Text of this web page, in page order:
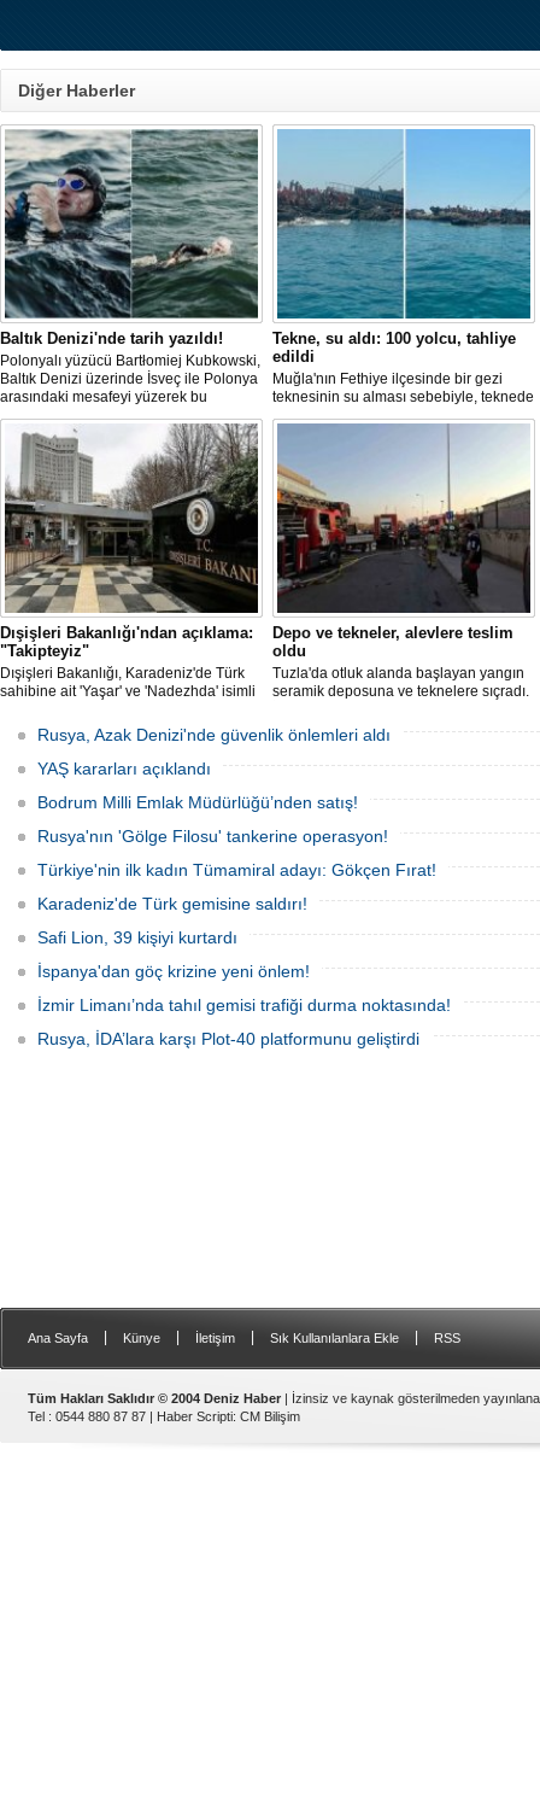
Diğer Haberler
Baltık Denizi'nde tarih yazıldı!
Polonyalı yüzücü Bartłomiej Kubkowski,
Baltık Denizi üzerinde İsveç ile Polonya
arasındaki mesafeyi yüzerek bu
başarının ilk örneği olarak tarihe geçti.
Tekne, su aldı: 100 yolcu, tahliye
edildi
Muğla'nın Fethiye ilçesinde bir gezi
teknesinin su alması sebebiyle, teknede
bulunan 100 yolcu tahliye edildi,
Dışişleri Bakanlığı'ndan açıklama:
"Takipteyiz"
Dışişleri Bakanlığı, Karadeniz'de Türk
sahibine ait 'Yaşar' ve 'Nadezhda' isimli
araçlarıyla gerçekleştirilen saldırıda
yaralanan personelin sağlık durumu ve
güvenliğinin yakından takip edildiğini
Depo ve tekneler, alevlere teslim
oldu
Tuzla'da otluk alanda başlayan yangın
seramik deposuna ve teknelere sıçradı.
alevleri kontrol altına aldı.
Rusya, Azak Denizi'nde güvenlik önlemleri aldı
YAŞ kararları açıklandı
Bodrum Milli Emlak Müdürlüğü’nden satış!
Rusya'nın 'Gölge Filosu' tankerine operasyon!
Türkiye'nin ilk kadın Tümamiral adayı: Gökçen Fırat!
Karadeniz'de Türk gemisine saldırı!
Safi Lion, 39 kişiyi kurtardı
İspanya'dan göç krizine yeni önlem!
İzmir Limanı’nda tahıl gemisi trafiği durma noktasında!
Rusya, İDA’lara karşı Plot-40 platformunu geliştirdi
Ana Sayfa Künye İletişim Sık Kullanılanlara Ekle RSS
Tüm Hakları Saklıdır © 2004 Deniz Haber | İzinsiz ve kaynak gösterilmeden
Tel : 0544 880 87 87 | Haber Scripti: CM Bilişim